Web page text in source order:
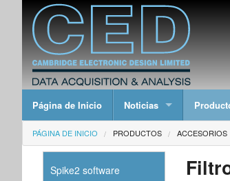
Página de Inicio Noticias
PÁGINA DE INICIO PRODUCTOS ACCESORIOS
Spike2 software